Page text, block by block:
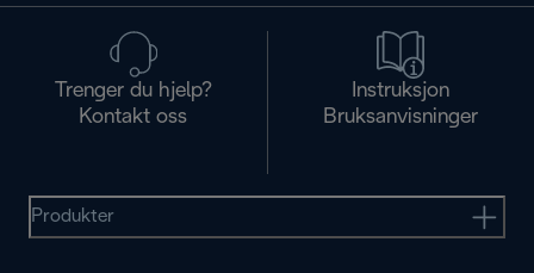
Trenger du hjelp?
Kontakt oss
Instruksjon
Bruksanvisninger
Produkter